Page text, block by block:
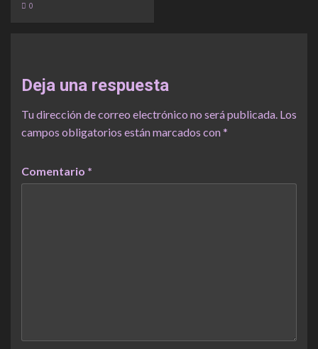
0
Deja una respuesta
Tu dirección de correo electrónico no será publicada. Los
campos obligatorios están marcados con*
Comentario *